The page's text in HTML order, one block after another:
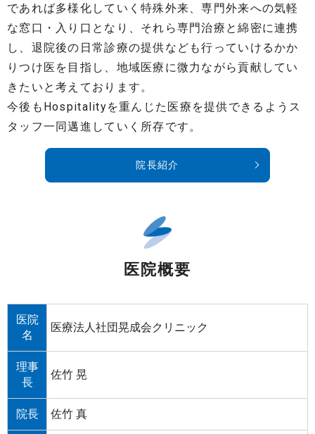
であれば多様化していく特殊外来、専門外来への気軽
な窓口・入り口となり、それら専門治療と綿密に連携
し、退院後の日常診療の提供なども行っていけるかか
りつけ医を目指し、地域医療に微力ながら貢献してい
きたいと考えております。
今後もHospitalityを重んじた医療を提供できるようス
タッフ一同邁進していく所存です。
院長紹介
医院概要
医院
名
医療法人社団晃成会クリニック
理事
長
佐竹 晃
院長 佐竹 真